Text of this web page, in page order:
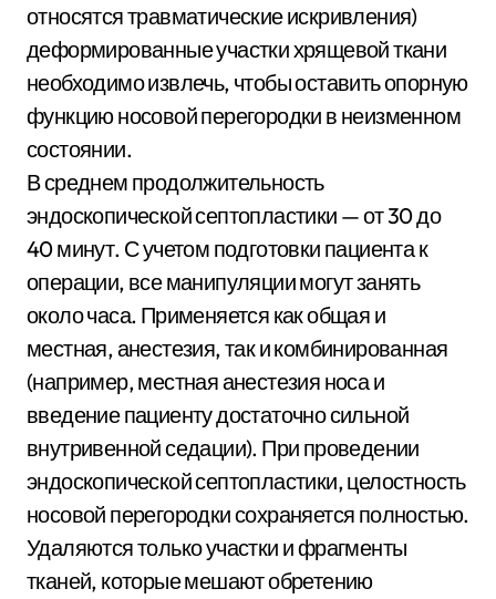
относятся травматические искривления)
деформированные участки хрящевой ткани
необходимо извлечь, чтобы оставить опорную
функцию носовой перегородки в неизменном
состоянии.
В среднем продолжительность
эндоскопической септопластики — от 30 до
40 минут. С учетом подготовки пациента к
операции, все манипуляции могут занять
около часа. Применяется как общая и
местная, анестезия, так и комбинированная
(например, местная анестезия носа и
введение пациенту достаточно сильной
внутривенной седации). При проведении
эндоскопической септопластики, целостность
носовой перегородки сохраняется полностью.
Удаляются только участки и фрагменты
тканей, которые мешают обретению